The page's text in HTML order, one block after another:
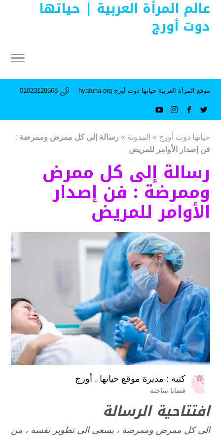
عالم المرأة العربية | حياتها
دوت أورج
موقع المرأة العربية حياتها دوت أورج hyatuha.org 01023128568
حياتها دوت أورج » المدونة » رسالة إلى كل ممرض وممرضة :
فن إصدار الأوامر للمريض
رسالة إلى كل ممرض
وممرضة : فن إصدار
الأوامر للمريض
كتبه : مديرة موقع حياتها . أورج
قضايا ساخنة
افتتاحية الرسالة
الى كل ممرض وممرضة ، يسعى الى تطوير نفسه ، من